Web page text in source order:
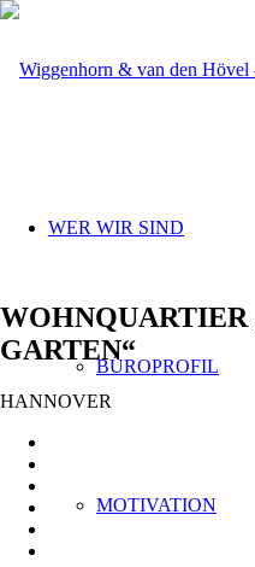
WER WIR SIND
BÜROPROFIL
MOTIVATION
WOHNQUARTIER
GARTEN“
HANNOVER